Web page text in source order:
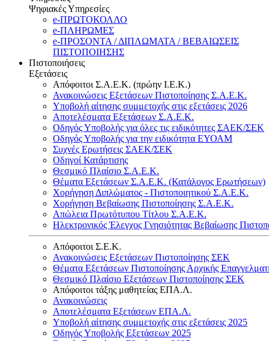
Ψηφιακές Υπηρεσίες
e-ΠΡΩΤΟΚΟΛΛΟ
e-ΠΛΗΡΩΜΕΣ
e-ΠΡΟΣΟΝΤΑ / ΔΙΠΛΩΜΑΤΑ / ΒΕΒΑΙΩΣΕΙΣ
ΠΙΣΤΟΠΟΙΗΣΗΣ
Πιστοποιήσεις
Εξετάσεις
Απόφοιτοι Σ.Α.Ε.Κ. (πρώην Ι.Ε.Κ.)
Ανακοινώσεις Εξετάσεων Πιστοποίησης Σ.Α.Ε.Κ.
Υποβολή αίτησης συμμετοχής στις εξετάσεις 2026
Αποτελέσματα Εξετάσεων Σ.Α.Ε.Κ.
Οδηγός Υποβολής για όλες τις ειδικότητες ΣΑΕΚ/ΣΕΚ
Οδηγός Υποβολής για την ειδικότητα ΕΥΟΑΜ
Συχνές Ερωτήσεις ΣΑΕΚ/ΣΕΚ
Οδηγοί Κατάρτισης
Θεσμικό Πλαίσιο Σ.Α.Ε.Κ.
Θέματα Εξετάσεων Σ.Α.Ε.Κ. (Κατάλογος Ερωτήσεων)
Χορήγηση Διπλώματος - Πιστοποιητικού Σ.Α.Ε.Κ.
Χορήγηση Βεβαίωσης Πιστοποίησης Σ.Α.Ε.Κ.
Απώλεια Πρωτότυπου Τίτλου Σ.Α.Ε.Κ.
Ηλεκτρονικός Έλεγχος Γνησιότητας Βεβαίωσης
Απόφοιτοι Σ.Ε.Κ.
Ανακοινώσεις Εξετάσεων Πιστοποίησης ΣΕΚ
Θέματα Εξετάσεων Πιστοποίησης Αρχικής
Θεσμικό Πλαίσιο Εξετάσεων Πιστοποίησης ΣΕΚ
Απόφοιτοι τάξης μαθητείας ΕΠΑ.Λ.
Ανακοινώσεις
Αποτελέσματα Εξετάσεων ΕΠΑ.Λ.
Υποβολή αίτησης συμμετοχής στις εξετάσεις 2025
Οδηγός Υποβολής Εξετάσεων 2025